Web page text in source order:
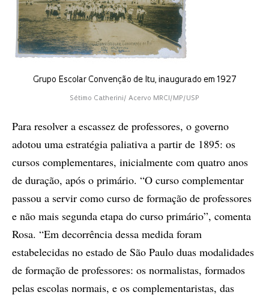
Grupo Escolar Convenção de Itu, inaugurado em 1927
Sétimo Catherini/ Acervo MRCI/MP/USP
Para resolver a escassez de professores, o governo
adotou uma estratégia paliativa a partir de 1895: os
cursos complementares, inicialmente com quatro anos
de duração, após o primário. “O curso complementar
passou a servir como curso de formação de professores
e não mais segunda etapa do curso primário”, comenta
Rosa. “Em decorrência dessa medida foram
estabelecidas no estado de São Paulo duas modalidades
de formação de professores: os normalistas, formados
pelas escolas normais, e os complementaristas, das